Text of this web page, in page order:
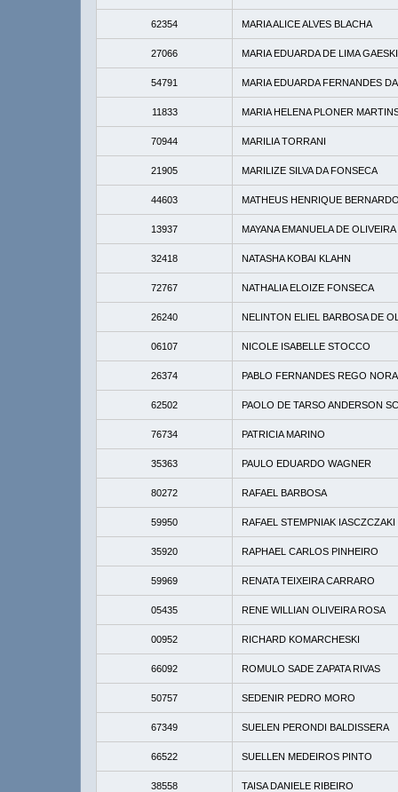
62354 MARIA ALICE ALVES BLACHA
27066 MARIA EDUARDA DE LIMA GAESKI
54791 MARIA EDUARDA FERNANDES DA
11833 MARIA HELENA PLONER
70944 MARILIA TORRANI
21905 MARILIZE SILVA DA FONSECA
44603 MATHEUS HENRIQUE
13937 MAYANA EMANUELA DE
32418 NATASHA KOBAI KLAHN
72767 NATHALIA ELOIZE FONSECA
26240 NELINTON ELIEL BARBOSA DE
06107 NICOLE ISABELLE STOCCO
26374 PABLO FERNANDES REGO NORA
62502 PAOLO DE TARSO ANDERSON
76734 PATRICIA MARINO
35363 PAULO EDUARDO WAGNER
80272 RAFAEL BARBOSA
59950 RAFAEL STEMPNIAK IASCZCZAKI
35920 RAPHAEL CARLOS PINHEIRO
59969 RENATA TEIXEIRA CARRARO
05435 RENE WILLIAN OLIVEIRA ROSA
00952 RICHARD KOMARCHESKI
66092 ROMULO SADE ZAPATA RIVAS
50757 SEDENIR PEDRO MORO
67349 SUELEN PERONDI BALDISSERA
66522 SUELLEN MEDEIROS PINTO
38558 TAISA DANIELE RIBEIRO